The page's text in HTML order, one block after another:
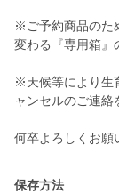
※ご予約商品のた
変わる『専用箱』
※天候等により生
ャンセルのご連絡
何卒よろしくお願
保存方法